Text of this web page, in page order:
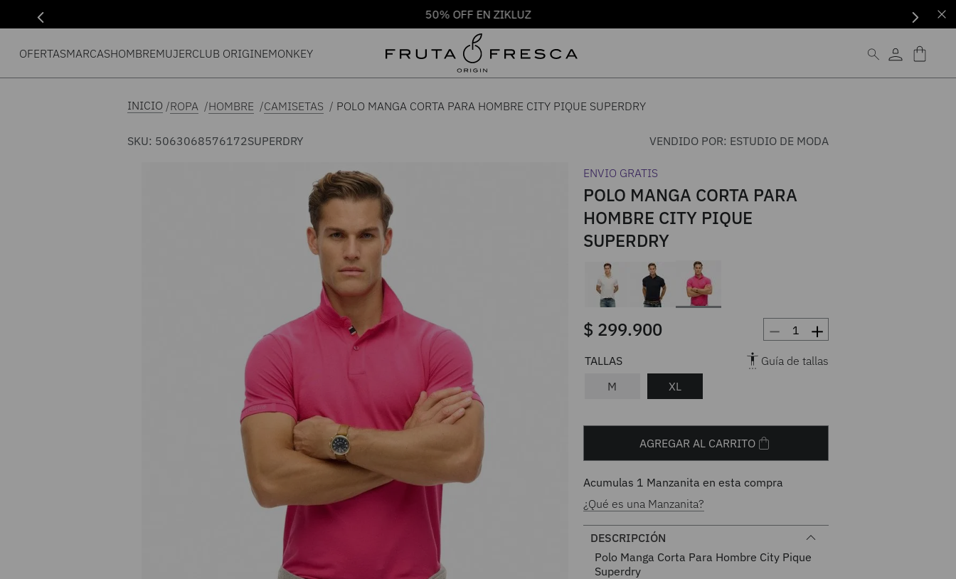
50% OFF EN ZIKLUZ
OFERTASMARCASHOMBREMUJERCLUB ORIGINEMONKEY
ROPA HOMBRE CAMISETAS POLO MANGA CORTA PARA HOMBRE CITY PIQUE SUPERDRY
SKU: 5063068576172SUPERDRY VENDIDO POR: ESTUDIO DE MODA
ENVIO GRATIS
POLO MANGA CORTA PARA
HOMBRE CITY PIQUE
SUPERDRY
$ 299.900 ＋
－
M XL
Guía de tallas
AGREGAR AL CARRITO
Acumulas 1 Manzanita en esta compra
¿Qué es una Manzanita?
DESCRIPCIÓN
Polo Manga Corta Para Hombre City Pique
Superdry